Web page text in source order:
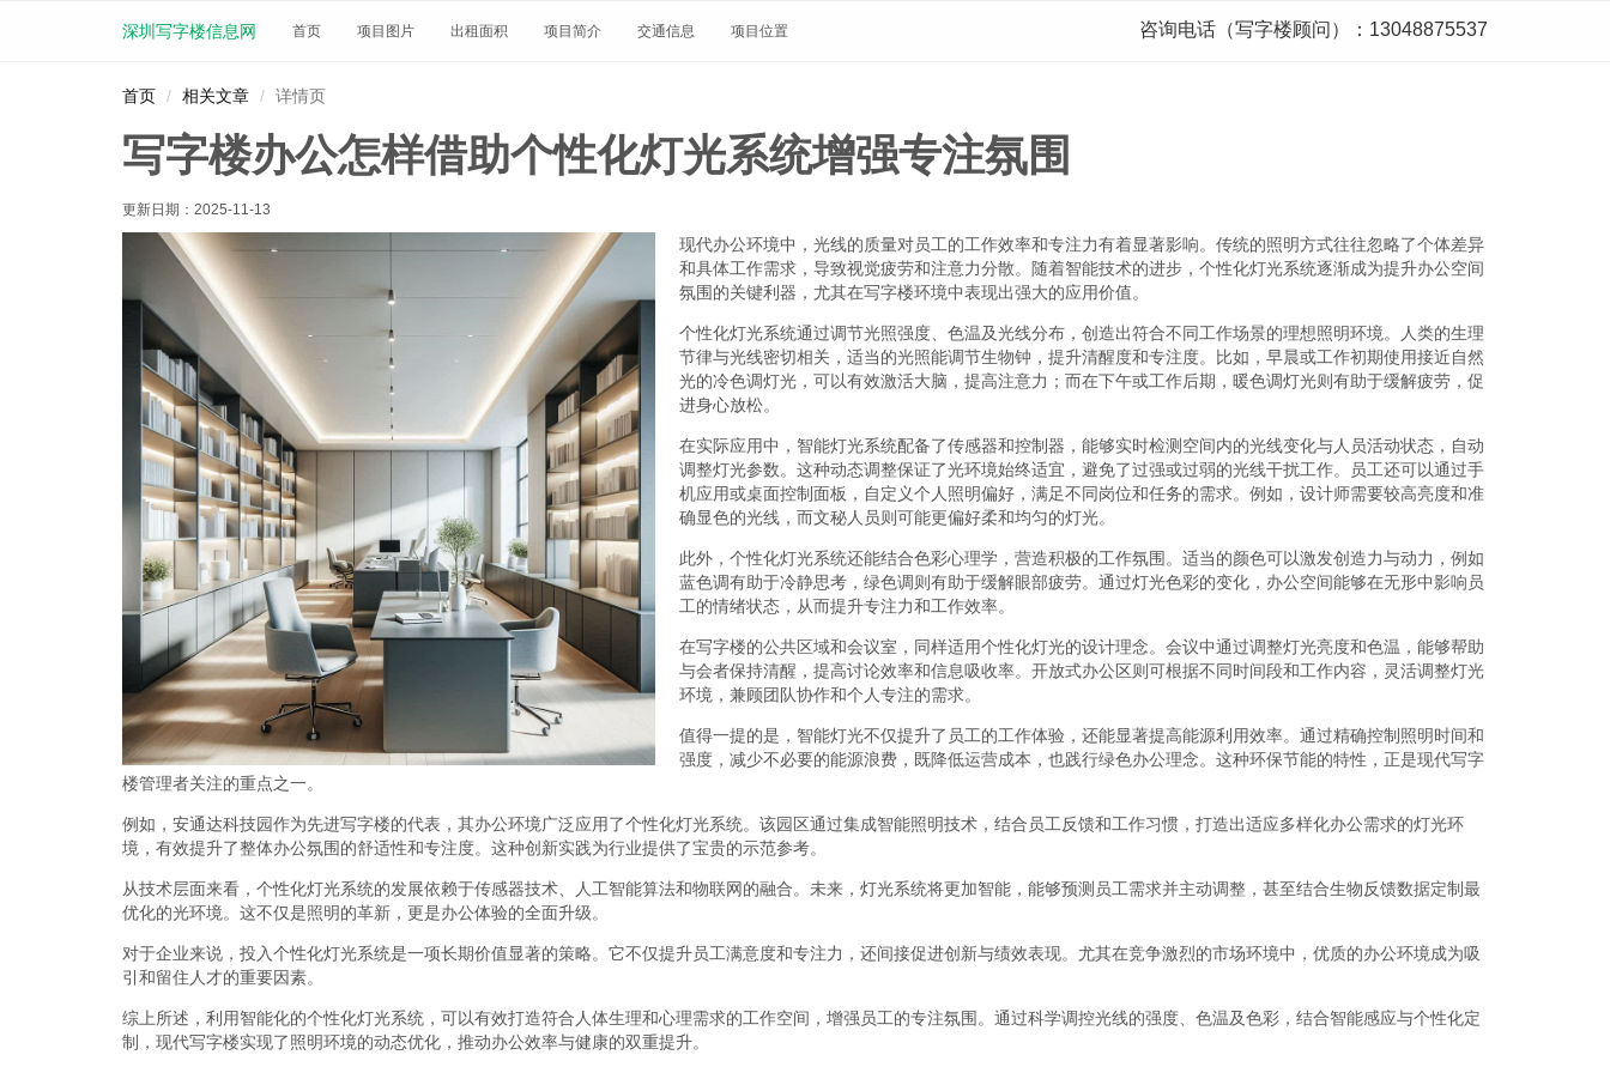
深圳写字楼信息网 首页 项目图片 出租面积 项目简介 交通信息 项目位置 咨询电话（写字楼顾问）：13048875537
首页 相关文章 详情页
写字楼办公怎样借助个性化灯光系统增强专注氛围
更新日期： 2025-11-13
现代办公环境中，光线的质量对员工的工作效率和专注力有着显著影响。传统的照明方式往往忽略了个体差异
和具体工作需求，导致视觉疲劳和注意力分散。随着智能技术的进步，个性化灯光系统逐渐成为提升办公空间
氛围的关键利器，尤其在写字楼环境中表现出强大的应用价值。
个性化灯光系统通过调节光照强度、色温及光线分布，创造出符合不同工作场景的理想照明环境。人类的生理
节律与光线密切相关，适当的光照能调节生物钟，提升清醒度和专注度。比如，早晨或工作初期使用接近自然
光的冷色调灯光，可以有效激活大脑，提高注意力；而在下午或工作后期，暖色调灯光则有助于缓解疲劳，促
进身心放松。
在实际应用中，智能灯光系统配备了传感器和控制器，能够实时检测空间内的光线变化与人员活动状态，自动
调整灯光参数。这种动态调整保证了光环境始终适宜，避免了过强或过弱的光线干扰工作。员工还可以通过手
机应用或桌面控制面板，自定义个人照明偏好，满足不同岗位和任务的需求。例如，设计师需要较高亮度和准
确显色的光线，而文秘人员则可能更偏好柔和均匀的灯光。
此外，个性化灯光系统还能结合色彩心理学，营造积极的工作氛围。适当的颜色可以激发创造力与动力，例如
蓝色调有助于冷静思考，绿色调则有助于缓解眼部疲劳。通过灯光色彩的变化，办公空间能够在无形中影响员
工的情绪状态，从而提升专注力和工作效率。
在写字楼的公共区域和会议室，同样适用个性化灯光的设计理念。会议中通过调整灯光亮度和色温，能够帮助
与会者保持清醒，提高讨论效率和信息吸收率。开放式办公区则可根据不同时间段和工作内容，灵活调整灯光
环境，兼顾团队协作和个人专注的需求。
值得一提的是，智能灯光不仅提升了员工的工作体验，还能显著提高能源利用效率。通过精确控制照明时间和
强度，减少不必要的能源浪费，既降低运营成本，也践行绿色办公理念。这种环保节能的特性，正是现代写字
楼管理者关注的重点之一。
例如，安通达科技园作为先进写字楼的代表，其办公环境广泛应用了个性化灯光系统。该园区通过集成智能照明技术，结合员工反馈和工作习惯，打造出适应多样化办公需求的灯光环
境，有效提升了整体办公氛围的舒适性和专注度。这种创新实践为行业提供了宝贵的示范参考。
从技术层面来看，个性化灯光系统的发展依赖于传感器技术、人工智能算法和物联网的融合。未来，灯光系统将更加智能，能够预测员工需求并主动调整，甚至结合生物反馈数据定制最
优化的光环境。这不仅是照明的革新，更是办公体验的全面升级。
对于企业来说，投入个性化灯光系统是一项长期价值显著的策略。它不仅提升员工满意度和专注力，还间接促进创新与绩效表现。尤其在竞争激烈的市场环境中，优质的办公环境成为吸
引和留住人才的重要因素。
综上所述，利用智能化的个性化灯光系统，可以有效打造符合人体生理和心理需求的工作空间，增强员工的专注氛围。通过科学调控光线的强度、色温及色彩，结合智能感应与个性化定
制，现代写字楼实现了照明环境的动态优化，推动办公效率与健康的双重提升。